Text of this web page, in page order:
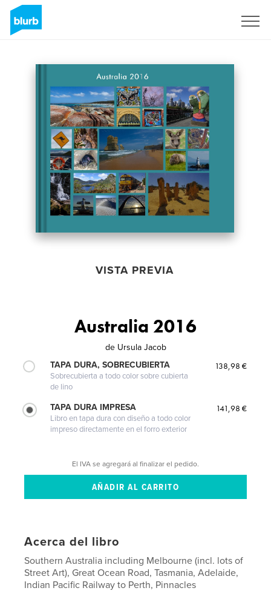
VISTA PREVIA
Australia 2016
de Ursula Jacob
TAPA DURA, SOBRECUBIERTA
Sobrecubierta a todo color sobre cubierta
de lino
138,98 €
TAPA DURA IMPRESA
Libro en tapa dura con diseño a todo color
impreso directamente en el forro exterior
141,98 €
El IVA se agregará al finalizar el pedido.
Acerca del libro
Southern Australia including Melbourne (incl. lots of
Street Art), Great Ocean Road, Tasmania, Adelaide,
Indian Pacific Railway to Perth, Pinnacles